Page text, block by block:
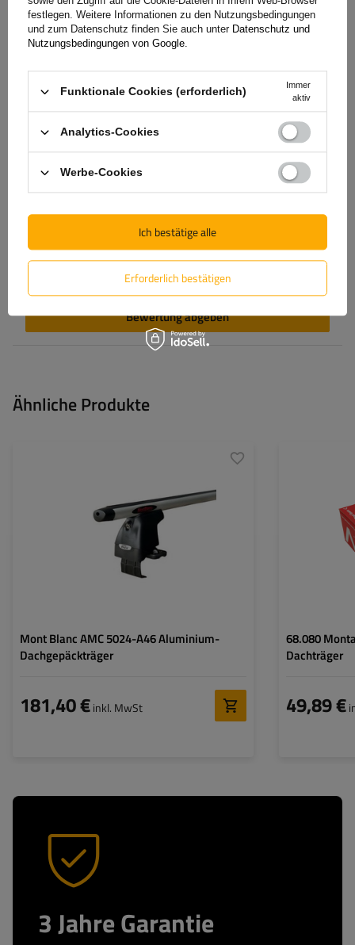
Inhalt Ihrer Bewertung
Produktfoto hinzufügen:
E-Mail-Adresse
Bewertung abgeben
Ähnliche Produkte
Mont Blanc AMC 5024-A46 Aluminium-
Dachgepäckträger
181,40 €inkl. MwSt
68.080
Dachträger
49,89 €
3 Jahre Garantie
festlegen. Weitere Informationen zu den Nutzungsbedingungen
und zum Datenschutz finden Sie auch unter Datenschutz und
Nutzungsbedingungen von Google.
Funktionale Cookies (erforderlich)
Immer
aktiv
Analytics-Cookies
Werbe-Cookies
Erforderlich bestätigen
Ich bestätige alle